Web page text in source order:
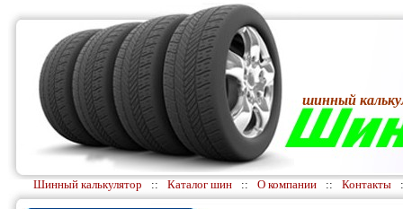
шинный
Шинный калькулятор :: Каталог шин :: О компании :: Контакты